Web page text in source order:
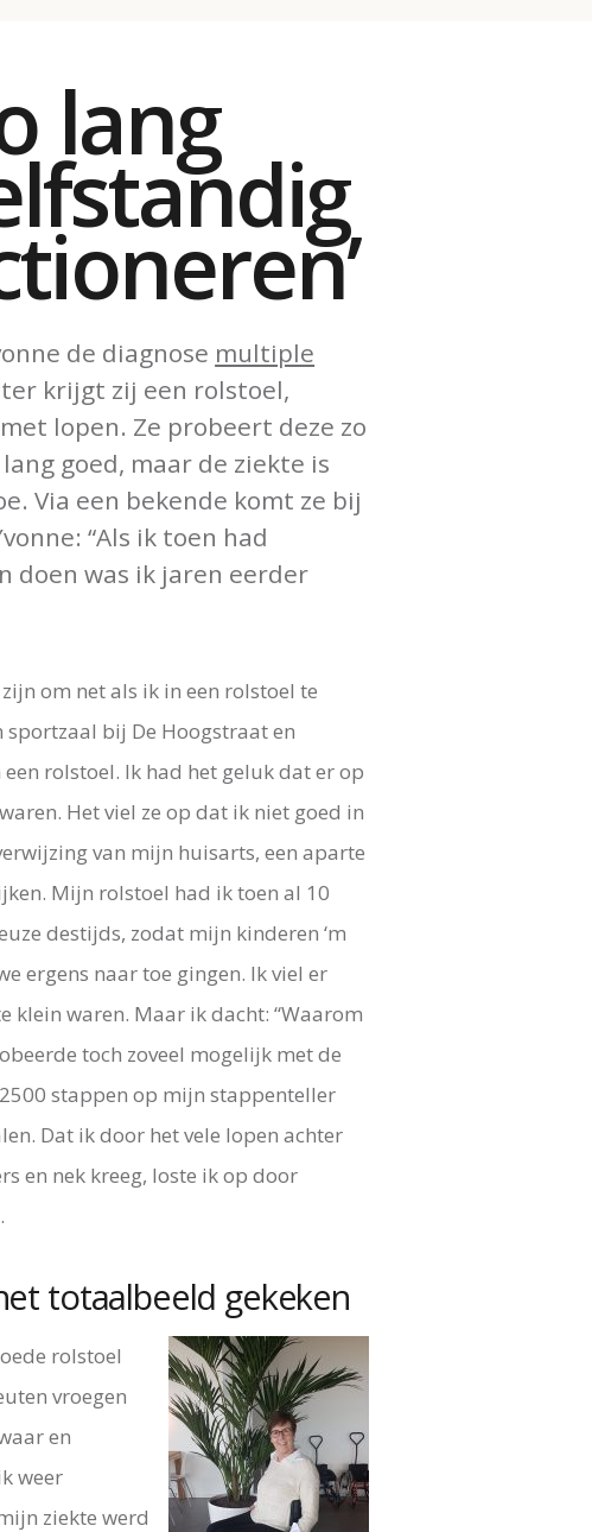
lang
de diagnose multiple
krijgt zij een rolstoel,
lopen. Ze probeert deze zo
goed, maar de ziekte is
Via een bekende komt ze bij
“Als ik toen had
doen was ik jaren eerder
om net als ik in een rolstoel te
sportzaal bij De Hoogstraat en
rolstoel. Ik had het geluk dat er op
Het viel ze op dat ik niet goed in
van mijn huisarts, een aparte
Mijn rolstoel had ik toen al 10
destijds, zodat mijn kinderen ‘m
ergens naar toe gingen. Ik viel er
klein waren. Maar ik dacht: “Waarom
toch zoveel mogelijk met de
stappen op mijn stappenteller
Dat ik door het vele lopen achter
en nek kreeg, loste ik op door
totaalbeeld gekeken
rolstoel
vroegen
en
weer
ziekte werd